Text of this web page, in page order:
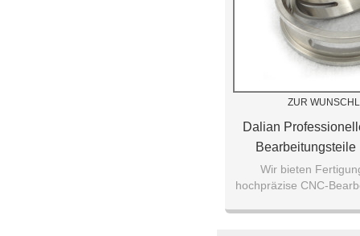
ZUR
Dalian
Bearbeitungsteile
Edelstahlteilen
Wir bieten
hochpräzise CNC-
Sie uns,